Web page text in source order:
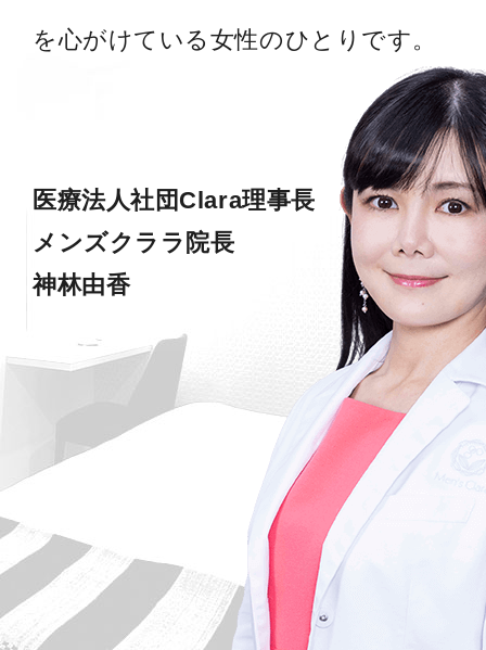
を心がけている女性のひとりです。
医療法人社団Clara理事長
メンズクララ院長
神林由香